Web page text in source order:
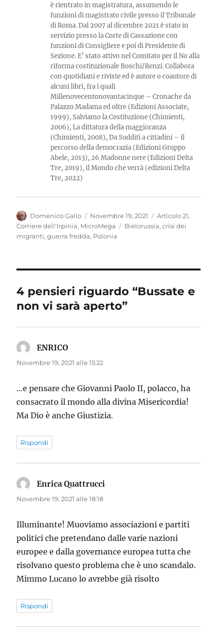
è rientrato in magistratura, assumendo le
funzioni di magistrato civile presso il Tribunale
di Roma. Dal 2007 al dicembre 2021 è stato in
servizio presso la Corte di Cassazione con
funzioni di Consigliere e poi di Presidente di
Sezione. E’ stato attivo nel Comitato per il No alla
riforma costituzionale Boschi/Renzi. Collabora
con quotidiani e riviste ed è autore o coautore di
alcuni libri, fra i quali
Millenovecentonovantacinque – Cronache da
Palazzo Madama ed oltre (Edizioni Associate,
1999), Salviamo la Costituzione (Chimienti,
2006), La dittatura della maggioranza
(Chimienti, 2008), Da Sudditi a cittadini – il
percorso della democrazia (Edizioni Gruppo
Abele, 2013), 26 Madonne nere (Edizioni Delta
Tre, 2019), il Mondo che verrà (edizioni Delta
Tre, 2022)
Autore
Domenico Gallo
Pubblicato
il
Novembre 19, 2021 Categorie
Articolo 21,
Corriere dell'Irpinia, MicroMega Tag
Bielorussia,crisi dei
migranti,guerra fredda, Polonia
4 pensieri riguardo “Bussate e
non vi sarà aperto”
ENRICO
detto:
Novembre 19, 2021 alle 15:22
…e pensare che Giovanni Paolo II, polacco, ha
consacrato il mondo alla divina Misericordia!
Ma Dio è anche Giustizia.
Rispondi
Enrica Quattrucci
Novembre 19, 2021 alle 18:18
Illuminante! Muoviamo associazioni e partiti
politici che pretendano dalle varie nazioni
europee e dalla governance europea tutta che
risolvano questo problema che è uno scandalo.
Mimmo Lucano lo avrebbe già risolto
Rispondi